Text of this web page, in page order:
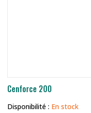
Cenforce 200
Disponibilité : En stock